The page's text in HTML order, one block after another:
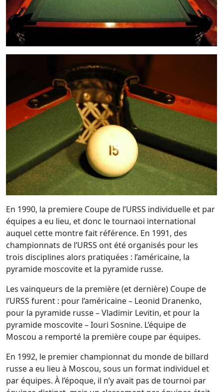
En 1990, la premiere Coupe de l’URSS individuelle et par
équipes a eu lieu, et donc le tournaoi international
auquel cette montre fait référence. En 1991, des
championnats de l’URSS ont été organisés pour les
trois disciplines alors pratiquées : l’américaine, la
pyramide moscovite et la pyramide russe.
Les vainqueurs de la première (et dernière) Coupe de
l’URSS furent : pour l’américaine – Leonid Dranenko,
pour la pyramide russe – Vladimir Levitin, et pour la
pyramide moscovite – Iouri Sosnine. L’équipe de
Moscou a remporté la première coupe par équipes.
En 1992, le premier championnat du monde de billard
russe a eu lieu à Moscou, sous un format individuel et
par équipes. À l’époque, il n’y avait pas de tournoi par